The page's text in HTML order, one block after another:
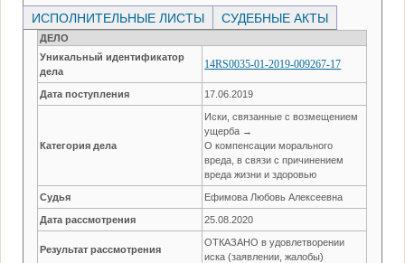
ИСПОЛНИТЕЛЬНЫЕ ЛИСТЫ СУДЕБНЫЕ АКТЫ
ДЕЛО
Уникальный идентификатор
дела
14RS0035-01-2019-009267-17
Дата поступления 17.06.2019
Категория дела
Иски, связанные с возмещением
ущерба →
О компенсации морального
вреда, в связи с причинением
вреда жизни и здоровью
Судья Ефимова Любовь Алексеевна
Дата рассмотрения 25.08.2020
Результат рассмотрения
ОТКАЗАНО в удовлетворении
иска (заявлении, жалобы)